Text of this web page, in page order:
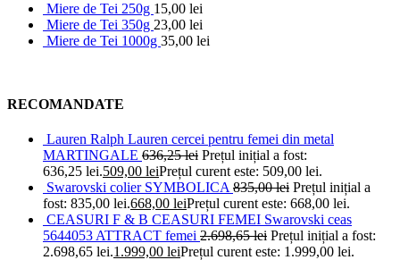
Miere de Tei 250g 15,00 lei
Miere de Tei 350g 23,00 lei
Miere de Tei 1000g 35,00 lei
RECOMANDATE
Lauren Ralph Lauren cercei pentru femei din metal
MARTINGALE 636,25lei Prețul inițial a fost:
636,25 lei.509,00 leiPrețul curent este: 509,00 lei.
Swarovski colier SYMBOLICA 835,00lei Prețul inițial a
fost: 835,00 lei.668,00 leiPrețul curent este: 668,00 lei.
CEASURI F & B CEASURI FEMEI Swarovski ceas
5644053 ATTRACT femei 2.698,65lei Prețul inițial a fost:
2.698,65 lei.1.999,00 leiPrețul curent este: 1.999,00 lei.